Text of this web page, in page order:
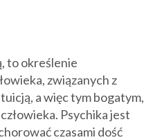
to określenie
związanych z
a więc tym bogatym,
Psychika jest
czasami dość